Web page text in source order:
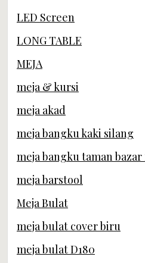
LED Screen
LONG TABLE
MEJA
meja & kursi
meja akad
meja bangku kaki silang
meja bangku taman
meja barstool
Meja Bulat
meja bulat cover biru
meja bulat D180